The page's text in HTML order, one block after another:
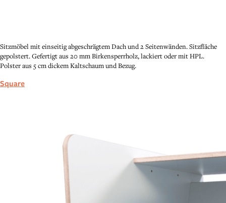
Sitzmöbel mit einseitig abgeschrägtem Dach und 2 Seitenwänden. Sitzfläche
gepolstert. Gefertigt aus 20 mm Birkensperrholz, lackiert oder mit HPL.
Polster aus 5 cm dickem Kaltschaum und Bezug.
Square